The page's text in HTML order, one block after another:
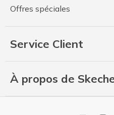
Offres spéciales
Service Client
À propos de